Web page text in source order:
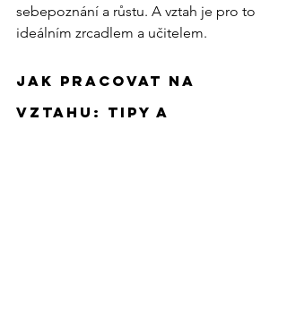
sebepoznání a růstu. A vztah je pro to
ideálním zrcadlem a učitelem.
Jak pracovat na
vztahu: Tipy a